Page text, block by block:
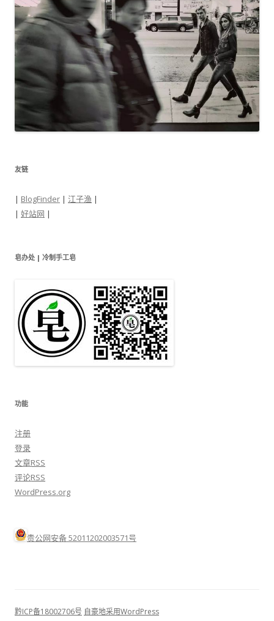
友链
| BlogFinder | 江子渔 |
| 好站网 |
皂办处 | 冷制手工皂
功能
注册
登录
文章RSS
评论RSS
WordPress.org
贵公网安备 52011202003571号
黔ICP备18002706号 自豪地采用WordPress